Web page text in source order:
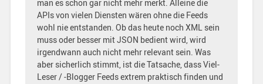
man es schon gar nicht mehr merkt. Alleine die
APIs von vielen Diensten wären ohne die Feeds
wohl nie entstanden. Ob das heute noch XML sein
muss oder besser mit JSON bedient wird, wird
irgendwann auch nicht mehr relevant sein. Was
aber sicherlich stimmt, ist die Tatsache, dass Viel-
Leser / -Blogger Feeds extrem praktisch finden und